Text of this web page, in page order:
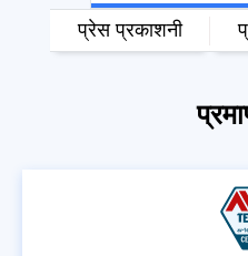
प्रेस प्रकाशनी